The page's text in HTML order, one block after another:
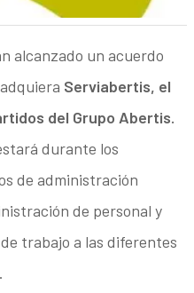
alcanzado un acuerdo
Serviabertis, el
del Grupo Abertis.
durante los
de administración
de personal y
trabajo a las diferentes